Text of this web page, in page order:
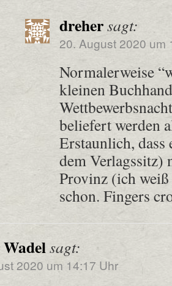
drehersagt:
20. August 2020 um
Normalerweise
kleinen
beliefert werden
Erstaunlich, dass
dem Verlagssitz)
Provinz (ich
schon. Fingers
sagt:
2020 um 14:17 Uhr